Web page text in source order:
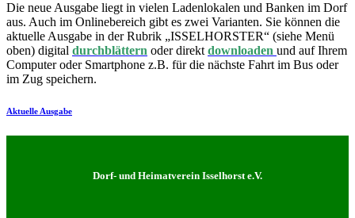
Die neue Ausgabe liegt in vielen Ladenlokalen und Banken im Dorf
aus. Auch im Onlinebereich gibt es zwei Varianten. Sie können die
aktuelle Ausgabe in der Rubrik „ISSELHORSTER“ (siehe Menü
oben) digital durchblättern oder direkt downloaden und auf Ihrem
Computer oder Smartphone z.B. für die nächste Fahrt im Bus oder
im Zug speichern.
Aktuelle Ausgabe
Dorf- und Heimatverein Isselhorst e.V.